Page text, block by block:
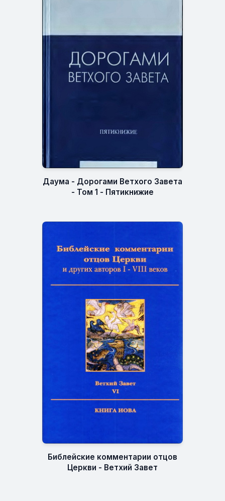
Даума - Дорогами Ветхого Завета
- Том 1 - Пятикнижие
Библейские комментарии отцов
Церкви - Ветхий Завет